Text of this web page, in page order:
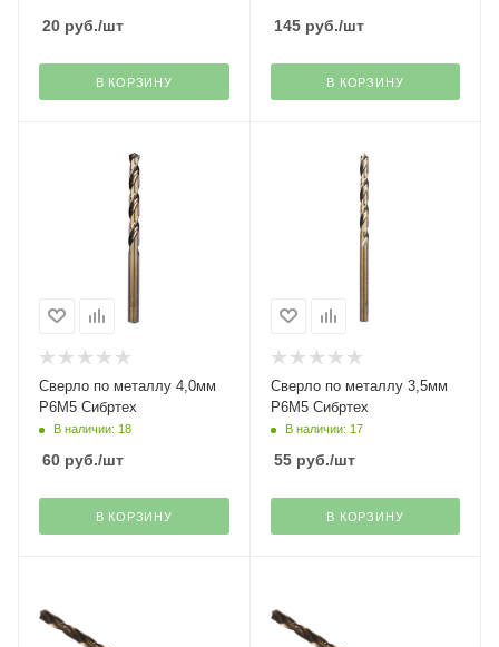
20 руб./шт
В КОРЗИНУ
145руб./шт
В КОРЗИНУ
Сверло по металлу 4,0мм
Р6М5 Сибртех
В наличии: 18
60 руб./шт
В КОРЗИНУ
Сверло по металлу 3,5мм
Р6М5 Сибртех
В наличии: 17
55руб./шт
В КОРЗИНУ